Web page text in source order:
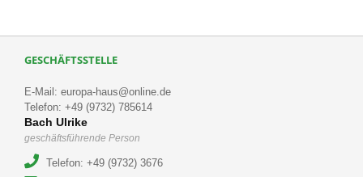
GESCHÄFTSSTELLE
E-Mail: europa-haus@online.de
Telefon: +49 (9732) 785614
Bach Ulrike
geschäftsführende Person
Telefon: +49 (9732) 3676